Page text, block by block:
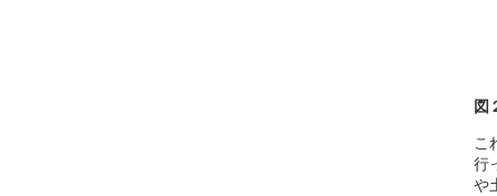
図
こ
行
や